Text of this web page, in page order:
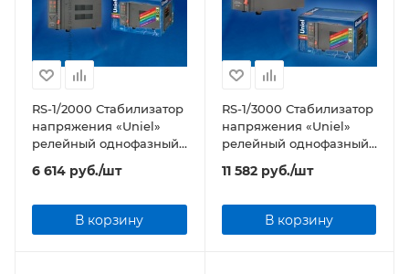
RS-1/2000 Стабилизатор
напряжения «Uniel»
релейный однофазный,
6 614 руб./шт
В корзину
RS-1/3000 Стабилизатор
напряжения «Uniel»
релейный однофазный,
11 582руб./шт
В корзину